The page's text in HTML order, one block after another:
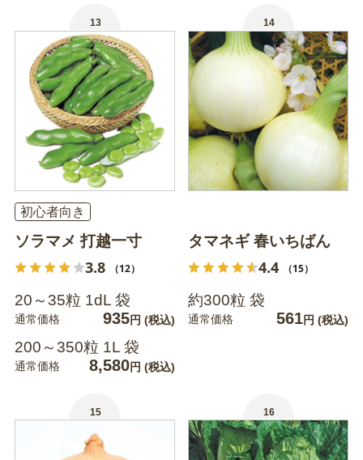
13
初心者向き
ソラマメ 打越一寸
3.8 （12）
20～35粒 1dL 袋
通常価格 935円 (税込)
200～350粒 1L 袋
通常価格 8,580円 (税込)
14
タマネギ 春いちばん
4.4 （15）
約300粒 袋
通常価格 561円 (税込)
15 16